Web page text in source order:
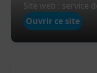
Site web : service
Ouvrir ce site